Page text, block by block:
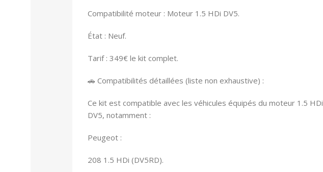
Compatibilité moteur : Moteur 1.5 HDi DV5.
État : Neuf.
Tarif : 349€ le kit complet.
🚗 Compatibilités détaillées (liste non exhaustive) :
Ce kit est compatible avec les véhicules équipés du moteur 1.5 HDi
DV5, notamment :
Peugeot :
208 1.5 HDi (DV5RD).